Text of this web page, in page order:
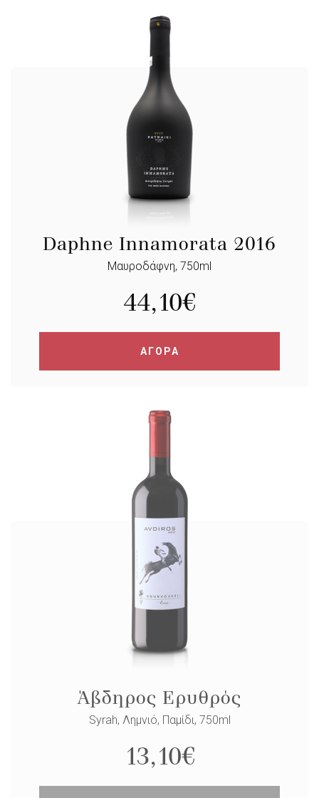
Daphne Innamorata 2016
Μαυροδάφνη, 750ml
44,10€
ΑΓΟΡΑ
Άβδηρος Ερυθρός
Syrah, Λημνιό, Παμίδι, 750ml
13,10€